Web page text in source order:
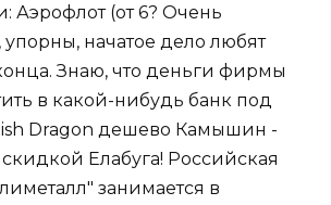
Аэрофлот (от 6? Очень
начатое дело любят
Знаю, что деньги фирмы
в какой-нибудь банк под
Dragon дешево Камышин -
Елабуга! Российская
занимается в